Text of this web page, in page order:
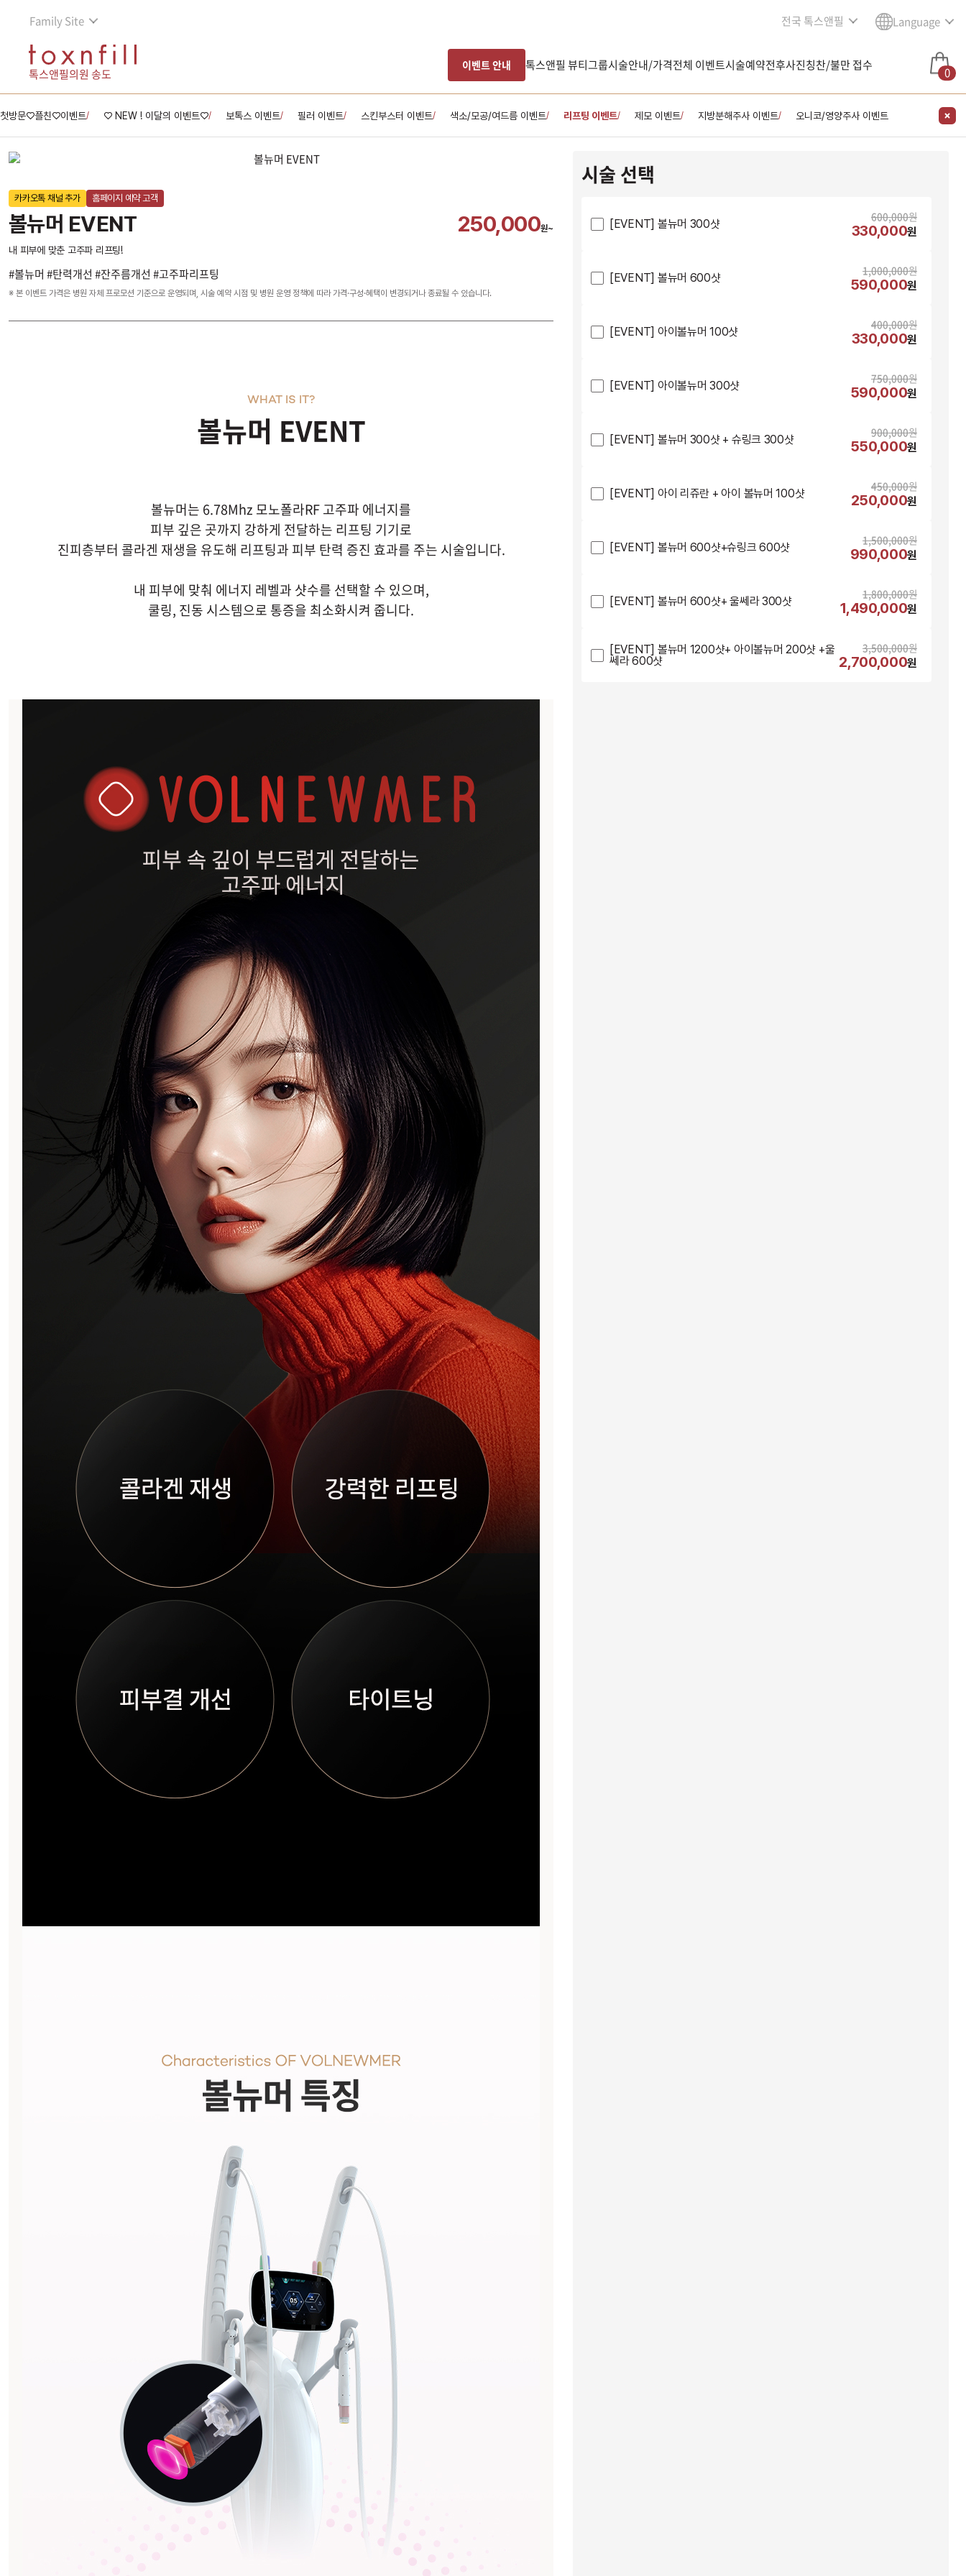
Family Site 전국 톡스앤필 Language
톡스앤필의원 송도
이벤트 안내 톡스앤필 뷰티그룹시술안내/가격전체 이벤트시술예약전후사진칭찬/불만 접수 0
첫방문♡플친♡이벤트/ ♡ NEW ! 이달의 이벤트♡/ 보톡스 이벤트/ 필러 이벤트/ 스킨부스터 이벤트/ 색소/모공/여드름 이벤트/ 리프팅 이벤트/ 제모 이벤트/ 지방분해주사 이벤트/ 오니코/영양주사 이벤트
카카오톡 채널 추가 홈페이지 예약 고객
볼뉴머 EVENT 250,000원~
내 피부에 맞춘 고주파 리프팅!
#볼뉴머 #탄력개선 #잔주름개선 #고주파리프팅
※ 본 이벤트 가격은 병원 자체 프로모션 기준으로 운영되며, 시술 예약 시점 및 병원 운영 정책에 따라 가격·구성·혜택이 변경되거나 종료될 수 있습니다.
시술 선택
[EVENT] 볼뉴머 300샷 600,000원
330,000원
[EVENT] 볼뉴머 600샷 1,000,000원
590,000원
[EVENT] 아이볼뉴머 100샷 400,000원
330,000원
[EVENT] 아이볼뉴머 300샷 750,000원
590,000원
[EVENT] 볼뉴머 300샷 + 슈링크 300샷 900,000원
550,000원
[EVENT] 아이 리쥬란 + 아이 볼뉴머 100샷 450,000원
250,000원
[EVENT] 볼뉴머 600샷+슈링크 600샷 1,500,000원
990,000원
[EVENT] 볼뉴머 600샷+ 울쎄라 300샷 1,800,000원
1,490,000원
[EVENT] 볼뉴머 1200샷+ 아이볼뉴머 200샷 +울
쎄라 600샷
3,500,000원
2,700,000원
볼뉴머 EVENT
WHAT IS IT?
볼뉴머는 6.78Mhz 모노폴라RF 고주파 에너지를
피부 깊은 곳까지 강하게 전달하는 리프팅 기기로
진피층부터 콜라겐 재생을 유도해 리프팅과 피부 탄력 증진 효과를 주는 시술입니다.
내 피부에 맞춰 에너지 레벨과 샷수를 선택할 수 있으며,
쿨링, 진동 시스템으로 통증을 최소화시켜 줍니다.